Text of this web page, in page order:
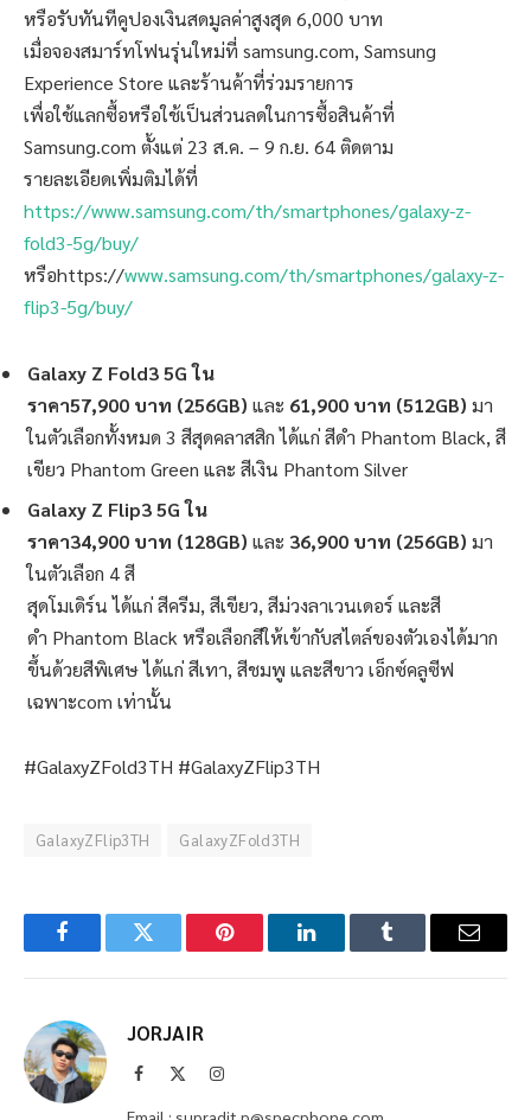
หรือรับทันทีคูปองเงินสดมูลค่าสูงสุด 6,000 บาท
เมื่อจองสมาร์ทโฟนรุ่นใหม่ที่ samsung.com, Samsung
Experience Store และร้านค้าที่ร่วมรายการ
เพื่อใช้แลกซื้อหรือใช้เป็นส่วนลดในการซื้อสินค้าที่
Samsung.com ตั้งแต่ 23 ส.ค. – 9 ก.ย. 64 ติดตาม
รายละเอียดเพิ่มติมได้ที่
https://www.samsung.com/th/smartphones/galaxy-z-
fold3-5g/buy/
หรือhttps://www.samsung.com/th/smartphones/galaxy-z-
flip3-5g/buy/
Galaxy Z Fold3 5G ใน
ราคา57,900 บาท (256GB) และ 61,900 บาท (512GB) มา
ในตัวเลือกทั้งหมด 3 สีสุดคลาสสิก ได้แก่ สีดำ Phantom Black, สี
เขียว Phantom Green และ สีเงิน Phantom Silver
Galaxy Z Flip3 5G ใน
ราคา34,900 บาท (128GB) และ 36,900 บาท (256GB) มา
ในตัวเลือก 4 สี
สุดโมเดิร์น ได้แก่ สีครีม, สีเขียว, สีม่วงลาเวนเดอร์ และสี
ดำ Phantom Black หรือเลือกสีให้เข้ากับสไตล์ของตัวเองได้มาก
ขึ้นด้วยสีพิเศษ ได้แก่ สีเทา, สีชมพู และสีขาว เอ็กซ์คลูซีฟ
เฉพาะcom เท่านั้น
#GalaxyZFold3TH #GalaxyZFlip3TH
GalaxyZFlip3TH GalaxyZFold3TH
FacebookTwitter Pinterest LinkedInTumblr Email
JORJAIR
Facebook Instagram